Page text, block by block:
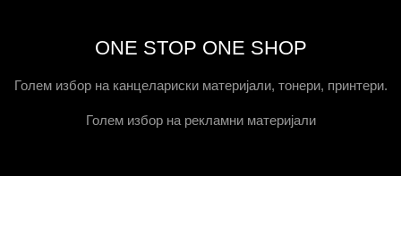
ONE STOP ONE SHOP
Голем избор на канцелариски материјали, тонери, принтери.
Голем избор на рекламни материјали